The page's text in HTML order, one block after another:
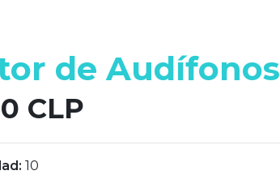
de Audífonos
CLP
10